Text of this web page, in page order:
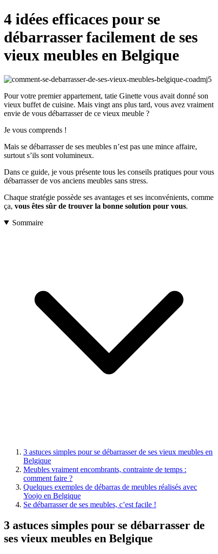
4 idées efficaces pour se
débarrasser facilement de ses
vieux meubles en Belgique
Pour votre premier appartement, tatie Ginette vous avait donné son
vieux buffet de cuisine. Mais vingt ans plus tard, vous avez vraiment
envie de vous débarrasser de ce vieux meuble ?
Je vous comprends !
Mais se débarrasser de ses meubles n’est pas une mince affaire,
surtout s’ils sont volumineux.
Dans ce guide, je vous présente tous les conseils pratiques pour vous
débarrasser de vos anciens meubles sans stress.
Chaque stratégie possède ses avantages et ses inconvénients, comme
ça, vous êtes sûr de trouver la bonne solution pour vous.
Sommaire
3 astuces simples pour se débarrasser de ses vieux meubles en
Belgique
Meubles vraiment encombrants, contrainte de temps :
comment faire ?
Quelques exemples de débarras de meubles réalisés avec
Yoojo en Belgique
Se débarrasser de ses meubles, c’est facile !
3 astuces simples pour se débarrasser de
ses vieux meubles en Belgique